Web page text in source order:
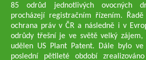
85 odrůd jednotlivých ovocných
procházejí registračním řízením.
ochrana práv v ČR a následně i v
odrůdy třešní je ve světě velký zájem,
udělen US Plant Patent. Dále bylo ve
poslední pětileté období